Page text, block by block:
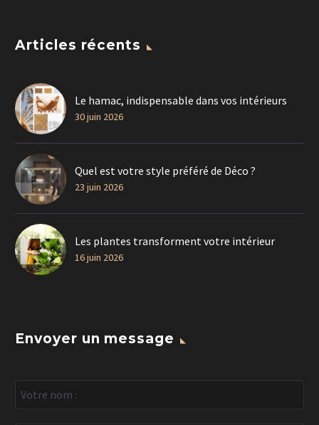
Articles récents
Le hamac, indispensable dans vos intérieurs
30 juin 2026
Quel est votre style préféré de Déco ?
23 juin 2026
Les plantes transforment votre intérieur
16 juin 2026
Envoyer un message